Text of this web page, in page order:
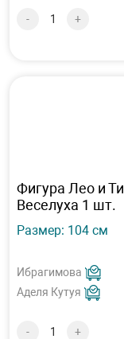
- +
Фигура Лео и
Веселуха 1 шт.
Размер: 104 см
Ибрагимова
Аделя Кутуя
- +